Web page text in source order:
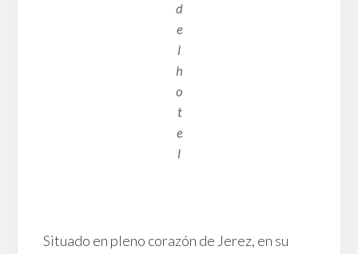
d
e
l
h
o
t
e
l
Situado en pleno corazón de Jerez, en su